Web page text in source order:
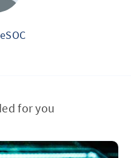
for you